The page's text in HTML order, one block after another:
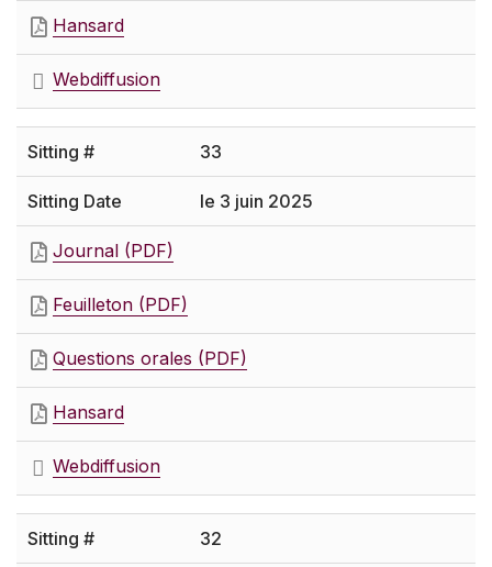
Hansard
Webdiffusion
33
le 3 juin 2025
Journal (PDF)
Feuilleton (PDF)
Questions orales (PDF)
Hansard
Webdiffusion
32